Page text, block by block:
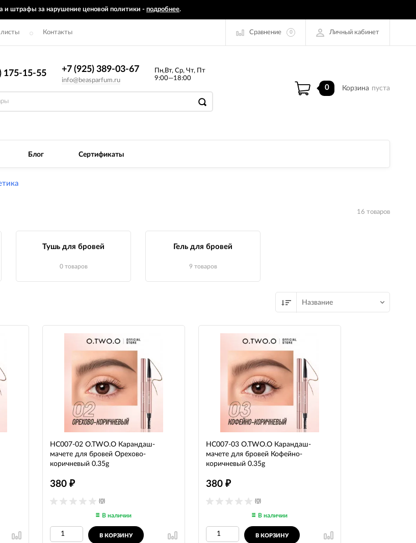
и штрафы за нарушение ценовой политики - подробнее.
листы Контакты Сравнение 0 Личный кабинет
175-15-55 +7 (925) 389-03-67
info@beasparfum.ru
Пн,Вт, Ср, Чт, Пт
9:00—18:00
0 Корзина пуста
Блог Сертификаты
16 товаров
Тушь для бровей
0 товаров
Гель для бровей
9 товаров
Название
HC007-02 O.TWO.O Карандаш-
мачете для бровей Орехово-
коричневый 0.35g
(0)
380 ₽
В наличии
В КОРЗИНУ
HC007-03 O.TWO.O Карандаш-
мачете для бровей Кофейно-
коричневый 0.35g
(0)
380 ₽
В наличии
В КОРЗИНУ